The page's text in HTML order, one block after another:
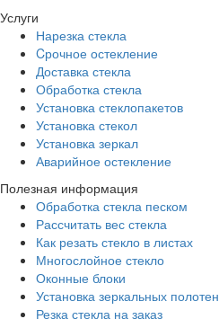
Услуги
Нарезка стекла
Cрочное остекление
Доставка стекла
Обработка стекла
Установка стеклопакетов
Установка стекол
Установка зеркал
Аварийное остекление
Полезная информация
Обработка стекла песком
Рассчитать вес стекла
Как резать стекло в листах
Многослойное стекло
Оконные блоки
Установка зеркальных полотен
Резка стекла на заказ